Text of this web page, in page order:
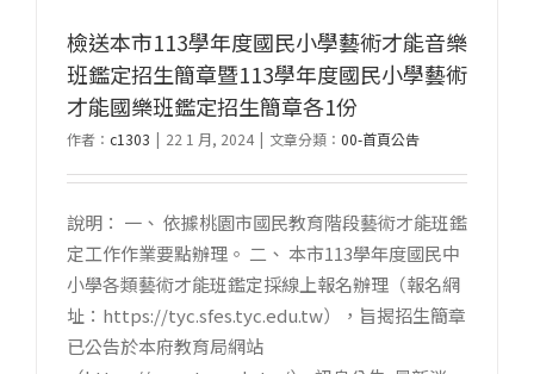
檢送本市113學年度國民小學藝術才能音樂
班鑑定招生簡章暨113學年度國民小學藝術
才能國樂班鑑定招生簡章各1份
作者： c1303 | 22 1 月, 2024 | 文章分類： 00-首頁公告
說明： 一、 依據桃園市國民教育階段藝術才能班鑑
定工作作業要點辦理。 二、 本市113學年度國民中
小學各類藝術才能班鑑定採線上報名辦理（報名網
址：https://tyc.sfes.tyc.edu.tw），旨揭招生簡章
已公告於本府教育局網站